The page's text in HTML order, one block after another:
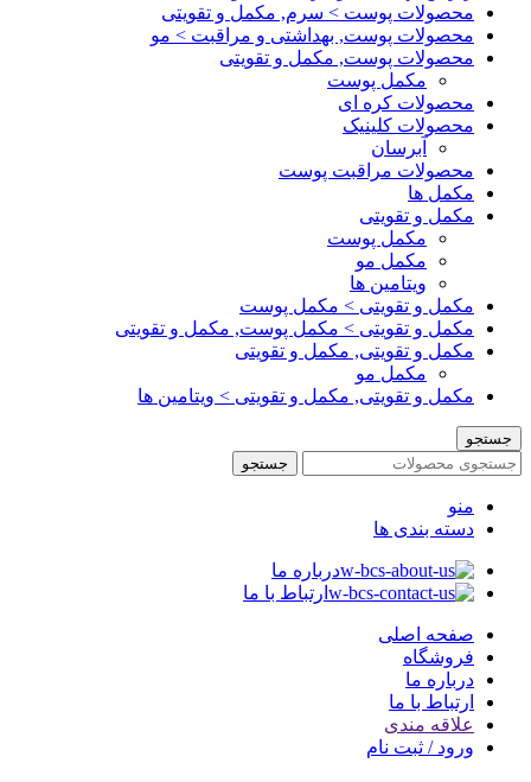
محصولات پوست > سرم, مکمل و تقویتی
محصولات پوست, بهداشتی و مراقبت > مو
محصولات پوست, مکمل و تقویتی
مکمل پوست
محصولات کره ای
محصولات کلینیک
آبرسان
محصولات مراقبت پوست
مکمل ها
مکمل و تقویتی
مکمل پوست
مکمل مو
ویتامین ها
مکمل و تقویتی > مکمل پوست
مکمل و تقویتی > مکمل پوست, مکمل و تقویتی
مکمل و تقویتی, مکمل و تقویتی
مکمل مو
مکمل و تقویتی, مکمل و تقویتی > ویتامین ها
جستجو
جستجو
منو
دسته بندی ها
درباره ما
ارتباط با ما
صفحه اصلی
فروشگاه
درباره ما
ارتباط با ما
علاقه مندی
ورود / ثبت نام